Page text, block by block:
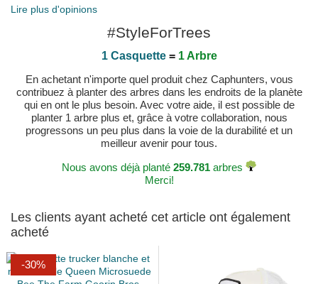
Lire plus d'opinions
#StyleForTrees
1 Casquette= 1 Arbre
En achetant n'importe quel produit chez Caphunters, vous
contribuez à planter des arbres dans les endroits de la planète
qui en ont le plus besoin. Avec votre aide, il est possible de
planter 1 arbre plus et, grâce à votre collaboration, nous
progressons un peu plus dans la voie de la durabilité et un
meilleur avenir pour tous.
Nous avons déjà planté 259.781 arbres
Merci!
Les clients ayant acheté cet article ont également
acheté
-30%